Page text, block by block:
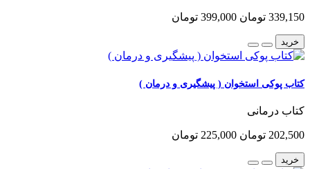
339,150 تومان 399,000 تومان
خرید
کتاب پوکی استخوان ( پیشگیری و درمان )
کتاب درمانی
202,500 تومان 225,000 تومان
خرید